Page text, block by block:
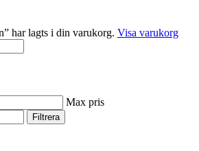
har lagts i din varukorg. Visa varukorg
Max pris
Filtrera